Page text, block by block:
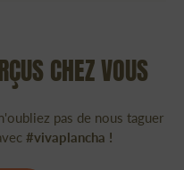
CHEZ VOUS
pas de nous taguer
#vivaplancha !